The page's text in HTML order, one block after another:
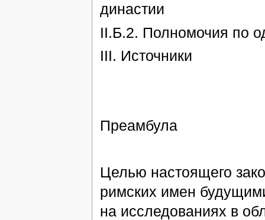
династии
II.Б.2. Полномочия по
III. Источники
Преамбула
Целью настоящего
римских имен
на исследованиях в